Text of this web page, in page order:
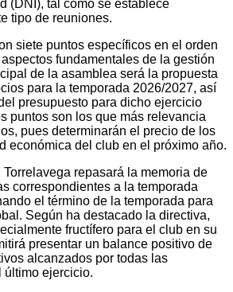
(DNI), tal como se establece
tipo de reuniones.
siete puntos específicos en el orden
fundamentales de la gestión
de la asamblea será la propuesta
para la temporada 2026/2027, así
presupuesto para dicho ejercicio
puntos son los que más relevancia
pues determinarán el precio de los
económica del club en el próximo año.
repasará la memoria de
correspondientes a la temporada
el término de la temporada para
Según ha destacado la directiva,
fructífero para el club en su
presentar un balance positivo de
alcanzados por todas las
último ejercicio.